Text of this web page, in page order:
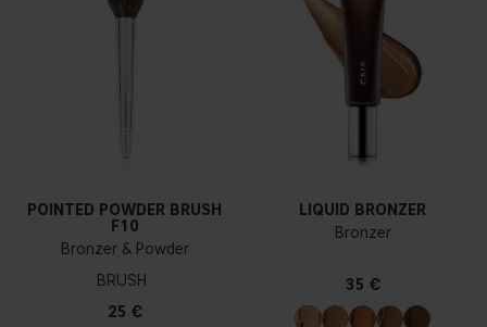
POINTED POWDER BRUSH
F10
Bronzer & Powder
BRUSH
25 €
LIQUID BRONZER
Bronzer
35 €